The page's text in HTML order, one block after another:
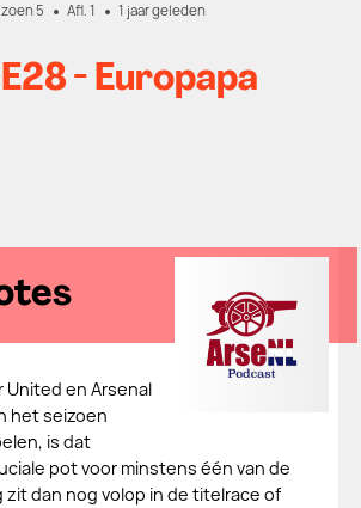
5 Afl. 1 1 jaar geleden
- Europapa
United en Arsenal
het seizoen
is dat
pot voor minstens één van de
zit dan nog volop in de titelrace of